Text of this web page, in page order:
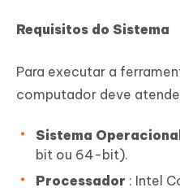
Requisitos do Sistema
Para executar a
computador deve
Sistema Operacional
bit ou 64-bit).
Processador : Intel